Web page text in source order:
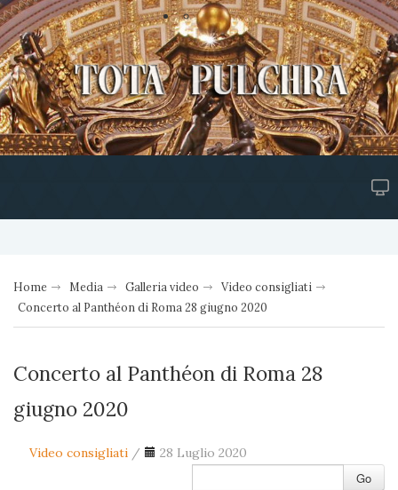
Home Media Galleria video
Video consigliati
Concerto al Panthéon di Roma 28 giugno 2020
Concerto al Panthéon di Roma 28
giugno 2020
Video consigliati / 28 Luglio 2020
Go